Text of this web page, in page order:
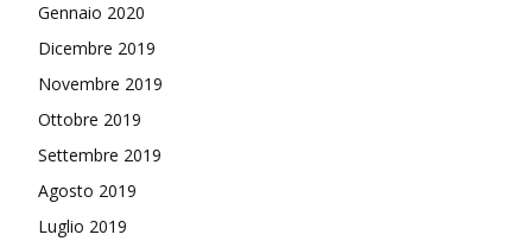
Gennaio 2020
Dicembre 2019
Novembre 2019
Ottobre 2019
Settembre 2019
Agosto 2019
Luglio 2019